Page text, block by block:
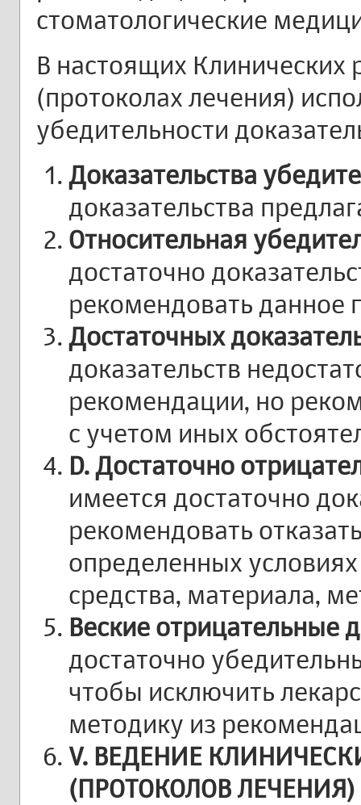
стоматологические
В настоящих Клинических
(протоколах лечения)
убедительности
Доказательства
доказательства
Относительная
достаточно
рекомендовать данное
Достаточных
доказательств
рекомендации, но
с учетом иных
D.Достаточно
имеется достаточно
рекомендовать
определенных
средства, материала,
Веские отрицательные
достаточно
чтобы исключить
методику из
V. ВЕДЕНИЕ
(ПРОТОКОЛОВ ЛЕЧЕНИЯ)